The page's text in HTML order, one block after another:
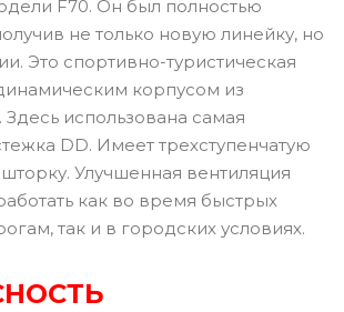
F70. Он был полностью
не только новую линейку, но
Это спортивно-туристическая
корпусом из
Здесь использована самая
DD. Имеет трехступенчатую
Улучшенная вентиляция
как во время быстрых
так и в городских условиях.